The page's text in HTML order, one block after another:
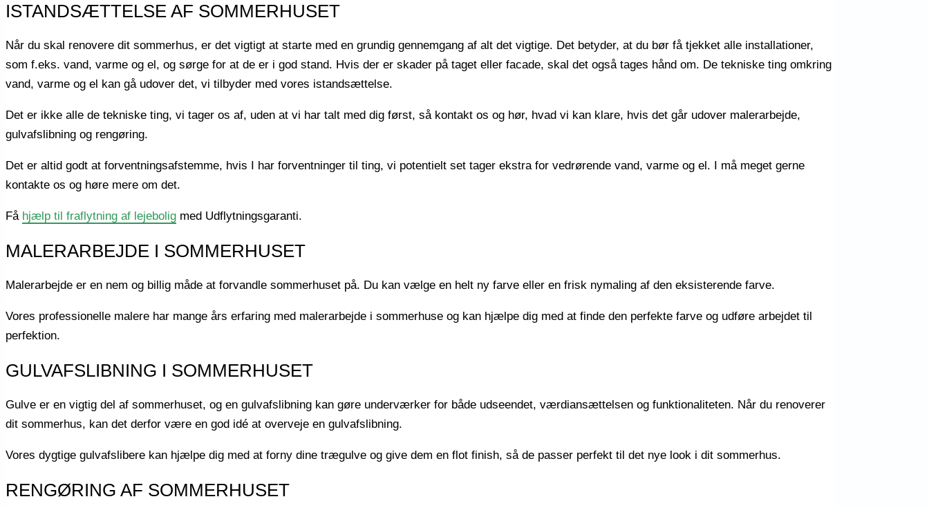
ISTANDSÆTTELSE AF SOMMERHUSET
Når du skal renovere dit sommerhus, er det vigtigt at starte med en grundig gennemgang af alt det vigtige. Det betyder, at du bør få tjekket alle installationer,
som f.eks. vand, varme og el, og sørge for at de er i god stand. Hvis der er skader på taget eller facade, skal det også tages hånd om. De tekniske ting omkring
vand, varme og el kan gå udover det, vi tilbyder med vores istandsættelse.
Det er ikke alle de tekniske ting, vi tager os af, uden at vi har talt med dig først, så kontakt os og hør, hvad vi kan klare, hvis det går udover malerarbejde,
gulvafslibning og rengøring.
Det er altid godt at forventningsafstemme, hvis I har forventninger til ting, vi potentielt set tager ekstra for vedrørende vand, varme og el. I må meget gerne
kontakte os og høre mere om det.
Få hjælp til fraflytning af lejebolig med Udflytningsgaranti.
MALERARBEJDE I SOMMERHUSET
Malerarbejde er en nem og billig måde at forvandle sommerhuset på. Du kan vælge en helt ny farve eller en frisk nymaling af den eksisterende farve.
Vores professionelle malere har mange års erfaring med malerarbejde i sommerhuse og kan hjælpe dig med at finde den perfekte farve og udføre arbejdet til
perfektion.
GULVAFSLIBNING I SOMMERHUSET
Gulve er en vigtig del af sommerhuset, og en gulvafslibning kan gøre underværker for både udseendet, værdiansættelsen og funktionaliteten. Når du renoverer
dit sommerhus, kan det derfor være en god idé at overveje en gulvafslibning.
Vores dygtige gulvafslibere kan hjælpe dig med at forny dine trægulve og give dem en flot finish, så de passer perfekt til det nye look i dit sommerhus.
RENGØRING AF SOMMERHUSET